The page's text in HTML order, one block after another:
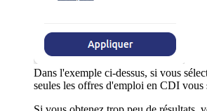
Dans l'exemple ci-dessus, si vous
seules les offres d'emploi en CDI vous